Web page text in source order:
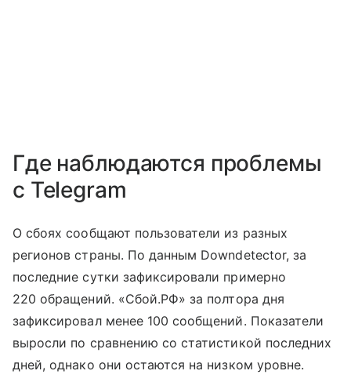
Где наблюдаются проблемы
с Telegram
О сбоях сообщают пользователи из разных
регионов страны. По данным Downdetector, за
последние сутки зафиксировали примерно
220 обращений. «Сбой.РФ» за полтора дня
зафиксировал менее 100 сообщений. Показатели
выросли по сравнению со статистикой последних
дней, однако они остаются на низком уровне.